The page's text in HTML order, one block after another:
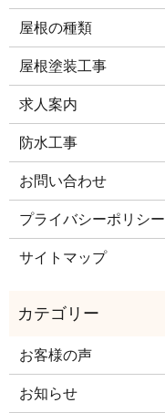
屋根の種類
屋根塗装工事
求人案内
防水工事
お問い合わせ
プライバシーポリシー
サイトマップ
お客様の声
お知らせ